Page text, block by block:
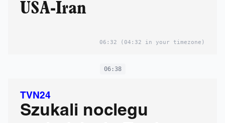
USA-Iran
06:32 (04:32 in your timezone)
06:38
TVN24
Szukali noclegu